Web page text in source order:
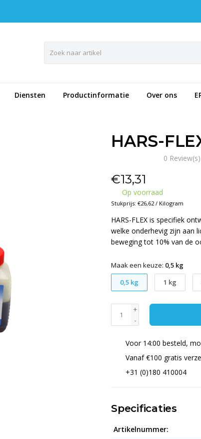
Diensten Productinformatie Over ons
HARS-
0 Review(s)
€13,31
Op voorraad
Stukprijs: €26,62 / Kilogram
HARS-FLEX is specifiek
welke onderhevig zijn aan
beweging tot 10% van de
Maak een keuze: 0,5 kg
0,5 kg
1 kg
+
-
Voor 14:00 besteld,
Vanaf €100 gratis
+31 (0)180 410004
Specificaties
Artikelnummer: